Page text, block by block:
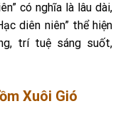
có nghĩa là lâu dài,
diên niên” thể hiện
trí tuệ sáng suốt,
Xuôi Gió